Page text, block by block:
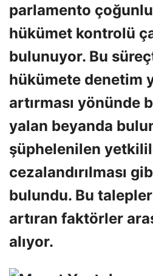
parlamento
hükümet kontrolü
bulunuyor. Bu
hükümete denetim
artırması yönünde
yalan beyanda
şüphelenilen
cezalandırılması
bulundu. Bu
artıran faktörler
alıyor.